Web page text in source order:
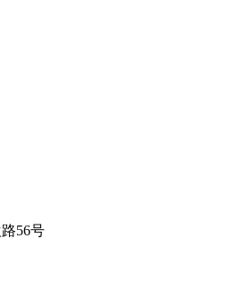
56号